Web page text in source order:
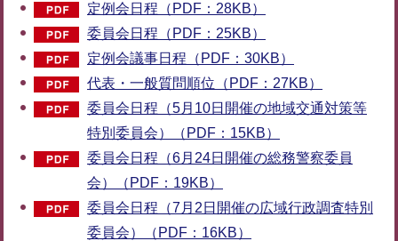
定例会日程（PDF：28KB）
委員会日程（PDF：25KB）
定例会議事日程（PDF：30KB）
代表・一般質問順位（PDF：27KB）
委員会日程（5月10日開催の地域交通対策等
特別委員会）（PDF：15KB）
委員会日程（6月24日開催の総務警察委員
会）（PDF：19KB）
委員会日程（7月2日開催の広域行政調査特別
委員会）（PDF：16KB）